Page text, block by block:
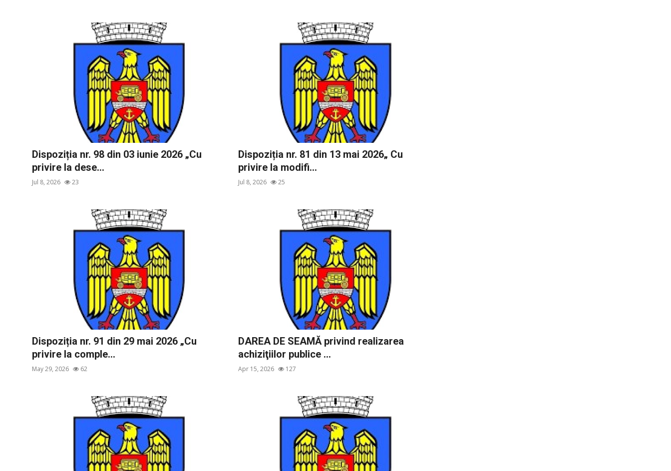
Dispoziția nr. 98 din 03 iunie 2026 „Cu
privire la dese...
Jul 8, 2026 23
Dispoziția nr. 81 din 13 mai 2026„ Cu
privire la modifi...
Jul 8, 2026 25
Dispoziția nr. 91 din 29 mai 2026 „Cu
privire la comple...
May 29, 2026 62
DAREA DE SEAMĂ privind realizarea
achiziţiilor publice ...
Apr 15, 2026 127